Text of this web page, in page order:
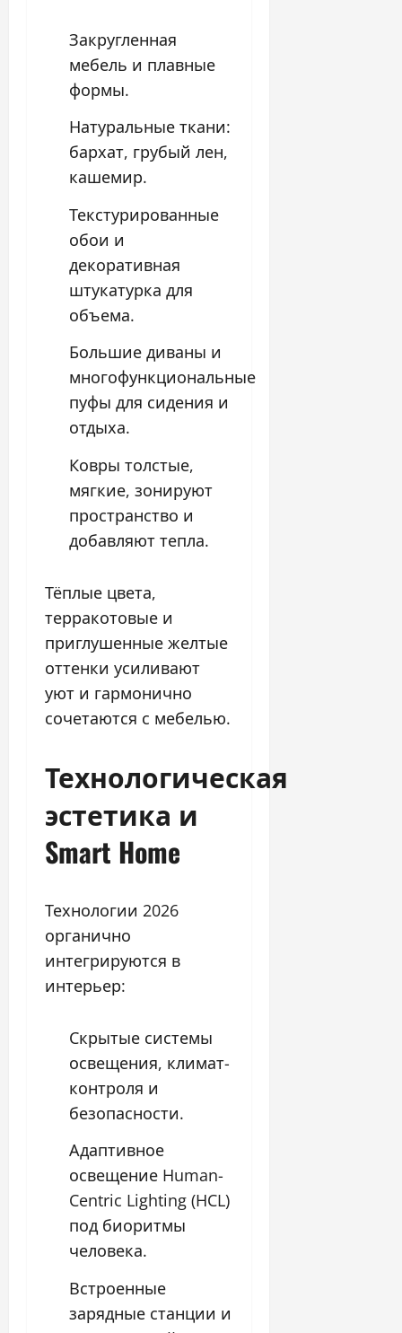
Закругленная
мебель и плавные
формы.
Натуральные ткани:
бархат, грубый лен,
кашемир.
Текстурированные
обои и
декоративная
штукатурка для
объема.
Большие диваны и
многофункциональные
пуфы для сидения и
отдыха.
Ковры толстые,
мягкие, зонируют
пространство и
добавляют тепла.
Тёплые цвета,
терракотовые и
приглушенные желтые
оттенки усиливают
уют и гармонично
сочетаются с мебелью.
Технологическая
эстетика и
Smart Home
Технологии 2026
органично
интегрируются в
интерьер:
Скрытые системы
освещения, климат-
контроля и
безопасности.
Адаптивное
освещение Human-
Centric Lighting (HCL)
под биоритмы
человека.
Встроенные
зарядные станции и